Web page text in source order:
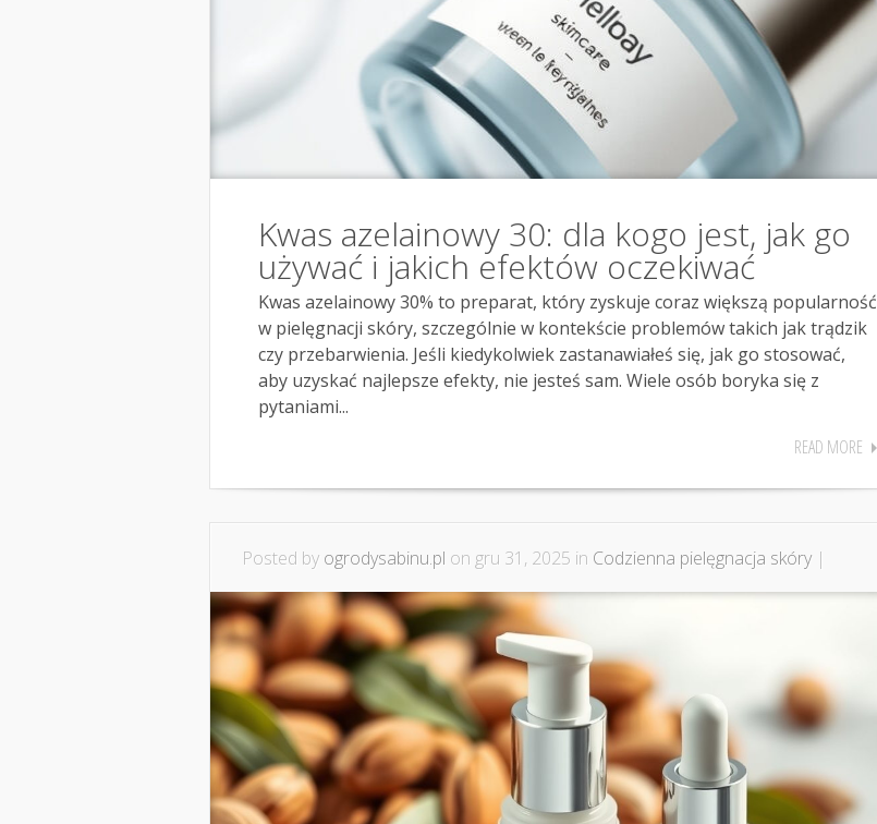
Kwas azelainowy 30: dla kogo jest, jak go
używać i jakich efektów oczekiwać
Kwas azelainowy 30% to preparat, który zyskuje coraz większą popularność
w pielęgnacji skóry, szczególnie w kontekście problemów takich jak trądzik
czy przebarwienia. Jeśli kiedykolwiek zastanawiałeś się, jak go stosować,
aby uzyskać najlepsze efekty, nie jesteś sam. Wiele osób boryka się z
pytaniami...
READ MORE
Posted by ogrodysabinu.pl on gru 31, 2025 in Codzienna pielęgnacja skóry|